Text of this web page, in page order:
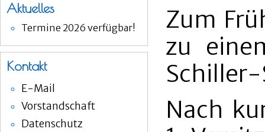
Aktuelles
Termine 2026 verfügbar!
Kontakt
E-Mail
Vorstandschaft
Datenschutz
Zum
zu
Schiller-
Nach